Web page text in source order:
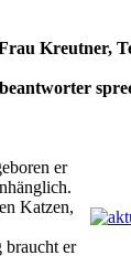
Kreutner,
er
Katzen,
braucht er